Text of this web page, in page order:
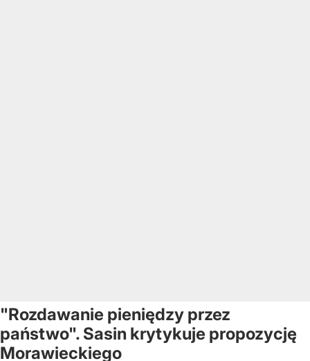
"Rozdawanie pieniędzy przez
państwo". Sasin krytykuje propozycję
Morawieckiego